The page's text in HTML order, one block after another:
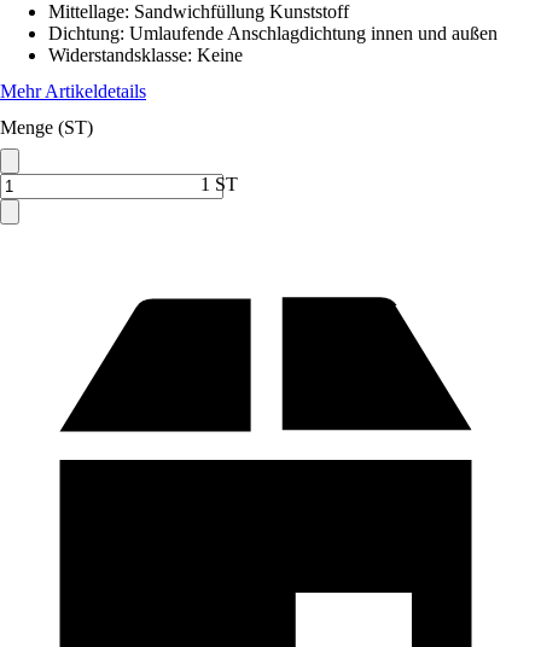
Mittellage: Sandwichfüllung Kunststoff
Dichtung: Umlaufende Anschlagdichtung innen und außen
Widerstandsklasse: Keine
Mehr Artikeldetails
Menge (ST)
1 ST